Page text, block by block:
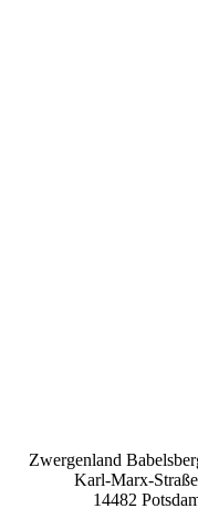
Zwergenland
Karl-Marx-
14482